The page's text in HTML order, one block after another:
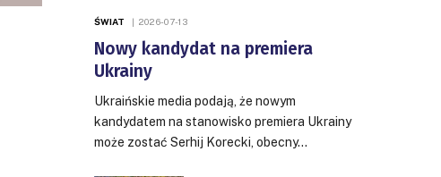
ŚWIAT 2026-07-13
Nowy kandydat na premiera
Ukrainy
Ukraińskie media podają, że nowym
kandydatem na stanowisko premiera Ukrainy
może zostać Serhij Korecki, obecny…